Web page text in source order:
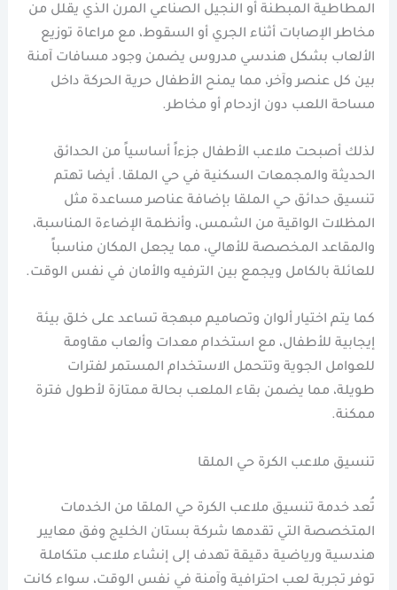
المطاطية المبطنة أو النجيل الصناعي المرن الذي يقلل من
مخاطر الإصابات أثناء الجري أو السقوط، مع مراعاة توزيع
الألعاب بشكل هندسي مدروس يضمن وجود مسافات آمنة
بين كل عنصر وآخر، مما يمنح الأطفال حرية الحركة داخل
مساحة اللعب دون ازدحام أو مخاطر.
لذلك أصبحت ملاعب الأطفال جزءاً أساسياً من الحدائق
الحديثة والمجمعات السكنية في حي الملقا. أيضا تهتم
تنسيق حدائق حي الملقا بإضافة عناصر مساعدة مثل
المظلات الواقية من الشمس، وأنظمة الإضاءة المناسبة،
والمقاعد المخصصة للأهالي، مما يجعل المكان مناسباً
للعائلة بالكامل ويجمع بين الترفيه والأمان في نفس الوقت.
كما يتم اختيار ألوان وتصاميم مبهجة تساعد على خلق بيئة
إيجابية للأطفال، مع استخدام معدات وألعاب مقاومة
للعوامل الجوية وتتحمل الاستخدام المستمر لفترات
طويلة، مما يضمن بقاء الملعب بحالة ممتازة لأطول فترة
ممكنة.
تنسيق ملاعب الكرة حي الملقا
تُعد خدمة تنسيق ملاعب الكرة حي الملقا من الخدمات
المتخصصة التي تقدمها شركة بستان الخليج وفق معايير
هندسية ورياضية دقيقة تهدف إلى إنشاء ملاعب متكاملة
توفر تجربة لعب احترافية وآمنة في نفس الوقت، سواء كانت